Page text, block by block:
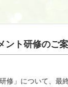
ト研修のご
修」について、最